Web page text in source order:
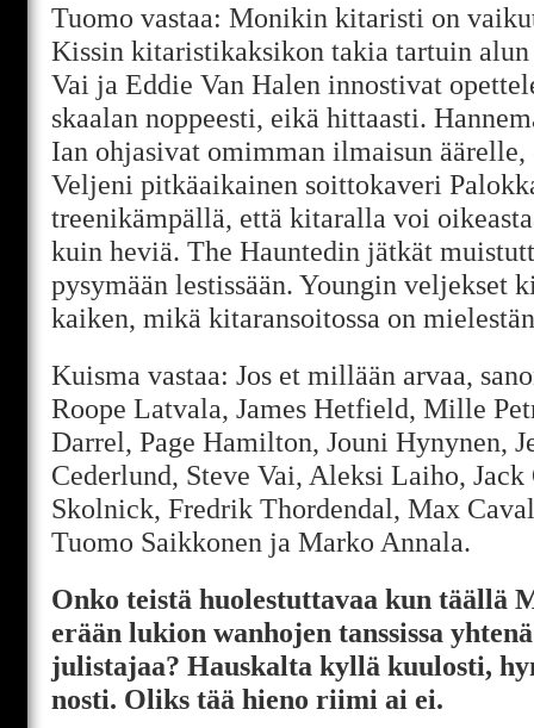
Tuomo vastaa: Monikin kitaristi on
Kissin kitaristikaksikon takia tartuin
Vai ja Eddie Van Halen innostivat
skaalan noppeesti, eikä hittaasti.
Ian ohjasivat omimman ilmaisun
Veljeni pitkäaikainen soittokaveri
treenikämpällä, että kitaralla voi
kuin heviä. The Hauntedin jätkät
pysymään lestissään. Youngin veljekset
kaiken, mikä kitaransoitossa on
Kuisma vastaa: Jos et millään arvaa,
Roope Latvala, James Hetfield, Mille
Darrel, Page Hamilton, Jouni Hynynen,
Cederlund, Steve Vai, Aleksi Laiho,
Skolnick, Fredrik Thordendal, Max
Tuomo Saikkonen ja Marko Annala.
Onko teistä huolestuttavaa kun täällä
erään lukion wanhojen tanssissa
julistajaa? Hauskalta kyllä kuulosti,
nosti. Oliks tää hieno riimi ai ei.